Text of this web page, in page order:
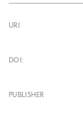
URI
DOI:
PUBLISHER